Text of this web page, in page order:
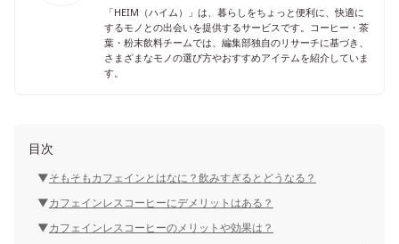
「HEIM（ハイム）」は、暮らしをちょっと便利に、快適に
するモノとの出会いを提供するサービスです。コーヒー・茶
葉・粉末飲料チームでは、編集部独自のリサーチに基づき、
さまざまなモノの選び方やおすすめアイテムを紹介していま
す。
目次
そもそもカフェインとはなに？飲みすぎるとどうなる？
カフェインレスコーヒーにデメリットはある？
カフェインレスコーヒーのメリットや効果は？